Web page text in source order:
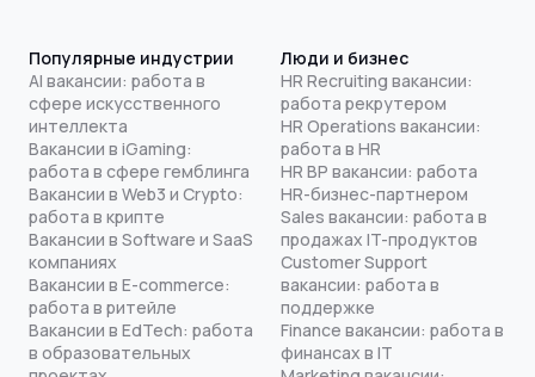
Популярные индустрии
AI вакансии: работа в
сфере искусственного
интеллекта
Вакансии в iGaming:
работа в сфере гемблинга
Вакансии в Web3 и Crypto:
работа в крипте
Вакансии в Software и SaaS
компаниях
Вакансии в E-commerce:
работа в ритейле
Вакансии в EdTech: работа
в образовательных
Люди и бизнес
HR Recruiting вакансии:
работа рекрутером
HR Operations вакансии:
работа в HR
HR BP вакансии: работа
HR-бизнес-партнером
Sales вакансии: работа в
продажах IT-продуктов
Customer Support
вакансии: работа в
поддержке
Finance вакансии: работа в
финансах в IT